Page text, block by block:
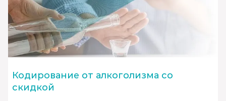
Кодирование от алкоголизма со
скидкой